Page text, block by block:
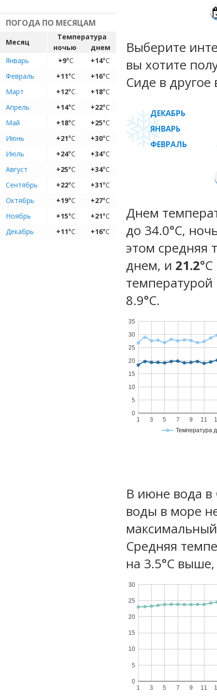
ПОГОДА ПО МЕСЯЦАМ
Месяц
Температура
ночью
днем
Январь
+9°C +14°C
Февраль
+11°C +16°C
Март
+12°C +18°C
Апрель
+14°C +22°C
Май
+18°C +25°C
Июнь
+21°C +30°C
Июль
+24°C +34°C
Август
+25°C +34°C
Сентябрь
+22°C +31°C
Октябрь
+19°C +27°C
Ноябрь
+15°C +21°C
Декабрь
+11°C +16°C
Выберите
вы хотите
Сиде в другое
ДЕКАБРЬ
ЯНВАРЬ
ФЕВРАЛЬ
Днем
до 34.0°C,
этом средняя
днем, и 21.2
температурой
8.9°С.
Температура
1 3 5 7 9 11
0
5
10
15
20
25
30
35
В июне вода в
воды в море
максимальный
Средняя
на 3.5°C
1 3 5 7 9 11
0
5
10
15
20
25
30